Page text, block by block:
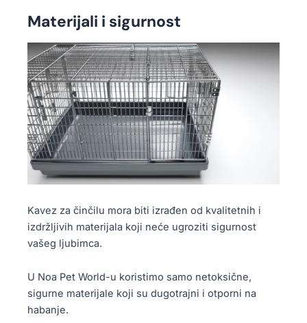
Materijali i sigurnost
Kavez za činčilu mora biti izrađen od kvalitetnih i
izdržljivih materijala koji neće ugroziti sigurnost
vašeg ljubimca.
U Noa Pet World-u koristimo samo netoksične,
sigurne materijale koji su dugotrajni i otporni na
habanje.